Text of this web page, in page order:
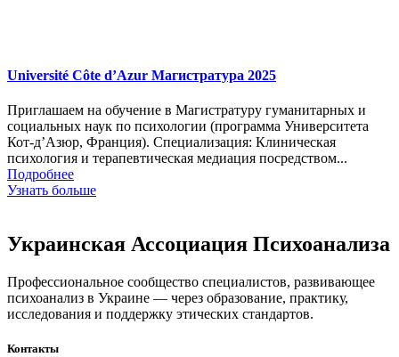
Université Côte d’Azur Магистратура 2025
Приглашаем на обучение в Магистратуру гуманитарных и
социальных наук по психологии (программа Университета
Кот-д’Азюр, Франция). Специализация: Клиническая
психология и терапевтическая медиация посредством...
Подробнее
Узнать больше
Украинская Ассоциация Психоанализа
Профессиональное сообщество специалистов, развивающее
психоанализ в Украине — через образование, практику,
исследования и поддержку этических стандартов.
Контакты